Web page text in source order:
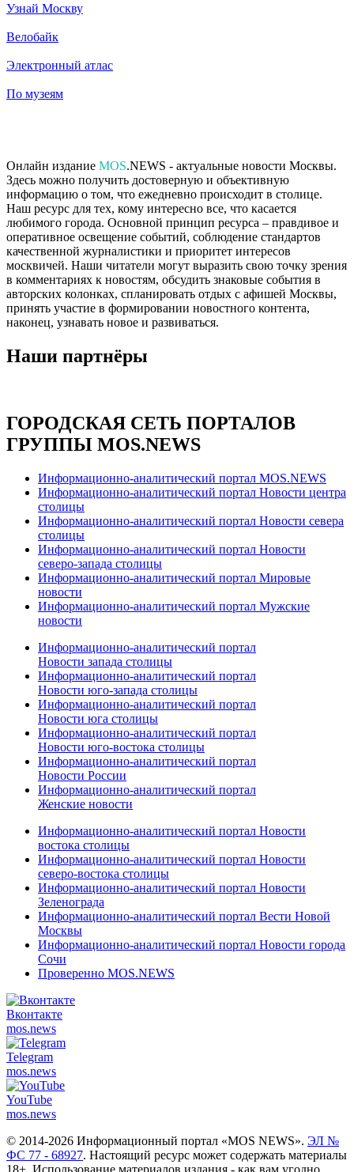
Узнай Москву
Велобайк
Электронный атлас
По музеям
Онлайн издание MOS.NEWS - актуальные новости Москвы.
Здесь можно получить достоверную и объективную
информацию о том, что ежедневно происходит в столице.
Наш ресурс для тех, кому интересно все, что касается
любимого города. Основной принцип ресурса – правдивое и
оперативное освещение событий, соблюдение стандартов
качественной журналистики и приоритет интересов
москвичей. Наши читатели могут выразить свою точку зрения
в комментариях к новостям, обсудить знаковые события в
авторских колонках, спланировать отдых с афишей Москвы,
принять участие в формировании новостного контента,
наконец, узнавать новое и развиваться.
Наши партнёры
ГОРОДСКАЯ СЕТЬ ПОРТАЛОВ
ГРУППЫ MOS.NEWS
Информационно-аналитический портал MOS.NEWS
Информационно-аналитический портал Новости центра
столицы
Информационно-аналитический портал Новости севера
столицы
Информационно-аналитический портал Новости
северо-запада столицы
Информационно-аналитический портал Мировые
новости
Информационно-аналитический портал Мужские
новости
Информационно-аналитический портал
Новости запада столицы
Информационно-аналитический портал
Новости юго-запада столицы
Информационно-аналитический портал
Новости юга столицы
Информационно-аналитический портал
Новости юго-востока столицы
Информационно-аналитический портал
Новости России
Информационно-аналитический портал
Женские новости
Информационно-аналитический портал Новости
востока столицы
Информационно-аналитический портал Новости
северо-востока столицы
Информационно-аналитический портал Новости
Зеленограда
Информационно-аналитический портал Вести Новой
Москвы
Информационно-аналитический портал Новости города
Сочи
Проверенно MOS.NEWS
Вконтакте
mos.news
Telegram
mos.news
YouTube
mos.news
© 2014-2026 Информационный портал «MOS NEWS». ЭЛ №
ФС 77 - 68927. Настоящий ресурс может содержать материалы
18+. Использование материалов издания - как вам угодно,